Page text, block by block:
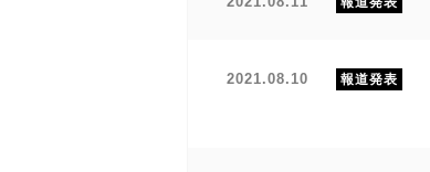
2021.08.10 報道発表